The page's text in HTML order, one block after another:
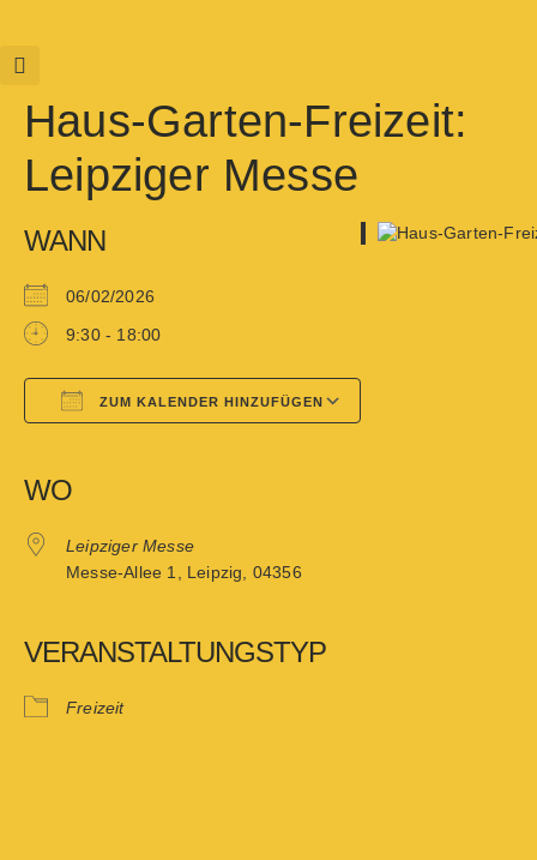
Haus-Garten-Freizeit:
Leipziger Messe
WANN
06/02/2026
9:30 - 18:00
ZUM KALENDER HINZUFÜGEN
WO
Leipziger Messe
Messe-Allee 1, Leipzig, 04356
VERANSTALTUNGSTYP
Freizeit